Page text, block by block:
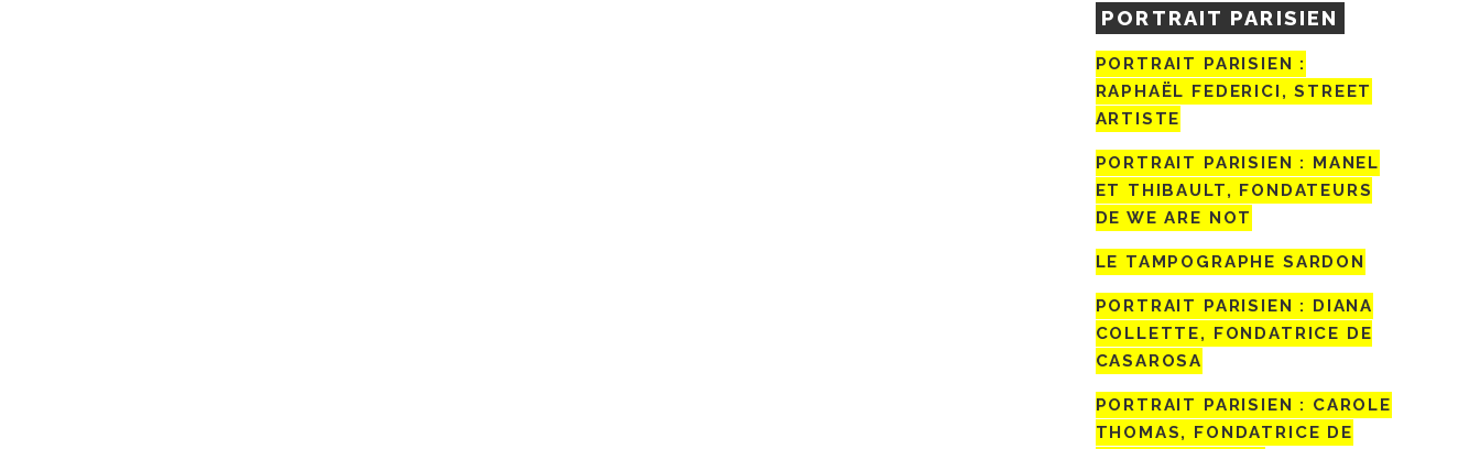
PORTRAIT PARISIEN
PORTRAIT PARISIEN :
RAPHAËL FEDERICI, STREET
ARTISTE
PORTRAIT PARISIEN : MANEL
ET THIBAULT, FONDATEURS
DE WE ARE NOT
LE TAMPOGRAPHE SARDON
PORTRAIT PARISIEN : DIANA
COLLETTE, FONDATRICE DE
CASAROSA
PORTRAIT PARISIEN : CAROLE
THOMAS, FONDATRICE DE